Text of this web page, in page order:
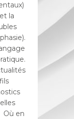
la
Où en